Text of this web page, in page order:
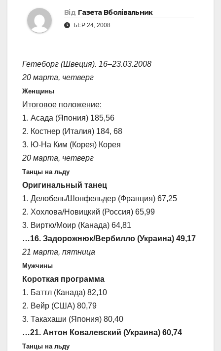
Від Газета Вболівальник
БЕР 24, 2008
Гетеборг (Швеция). 16–23.03.2008
20 марта, четверг
Женщины
Итоговое положение:
1. Асада (Япония) 185,56
2. Костнер (Италия) 184, 68
3. Ю-На Ким (Корея) Корея
20 марта, четверг
Танцы на льду
Оригинальный танец
1. Делобель/Шонфельдер (Франция) 67,25
2. Хохлова/Новицкий (Россия) 65,99
3. Виртю/Моир (Канада) 64,81
…16. Задорожнюк/Вербилло (Украина) 49,17
21 марта, пятница
Мужчины
Короткая программа
1. Баттл (Канада) 82,10
2. Вейр (США) 80,79
3. Такахаши (Япония) 80,40
…21. Антон Ковалевский (Украина) 60,74
Танцы на льду